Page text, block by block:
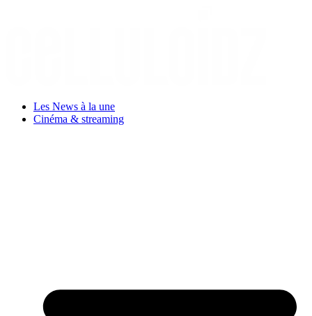
Les News à la une
Cinéma & streaming